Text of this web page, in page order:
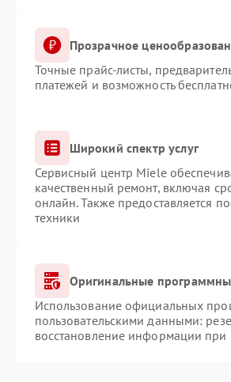
Прозрачное
Точные прайс-листы,
платежей и возможность
Широкий спектр услуг
Сервисный центр Miele
качественный ремонт, включая
онлайн. Также предоставляется
техники
Оригинальные
Использование официальных
пользовательскими данными:
восстановление информации при